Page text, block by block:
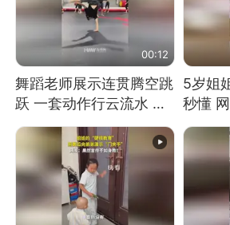
00:12
舞蹈老师展示连贯腾空跳
跃 一套动作行云流水 节
奏感拉满 网友：怎么做
到又舞又武的？
5岁姐
秒懂
快乐